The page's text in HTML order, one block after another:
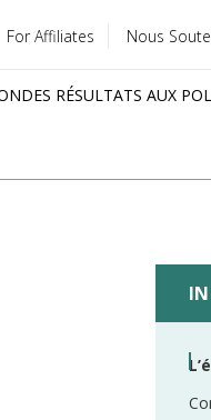
For Affiliates Nous
DES RÉSULTATS AUX
IN